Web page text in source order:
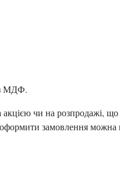
МДФ.
чи на розпродажі, що
замовлення